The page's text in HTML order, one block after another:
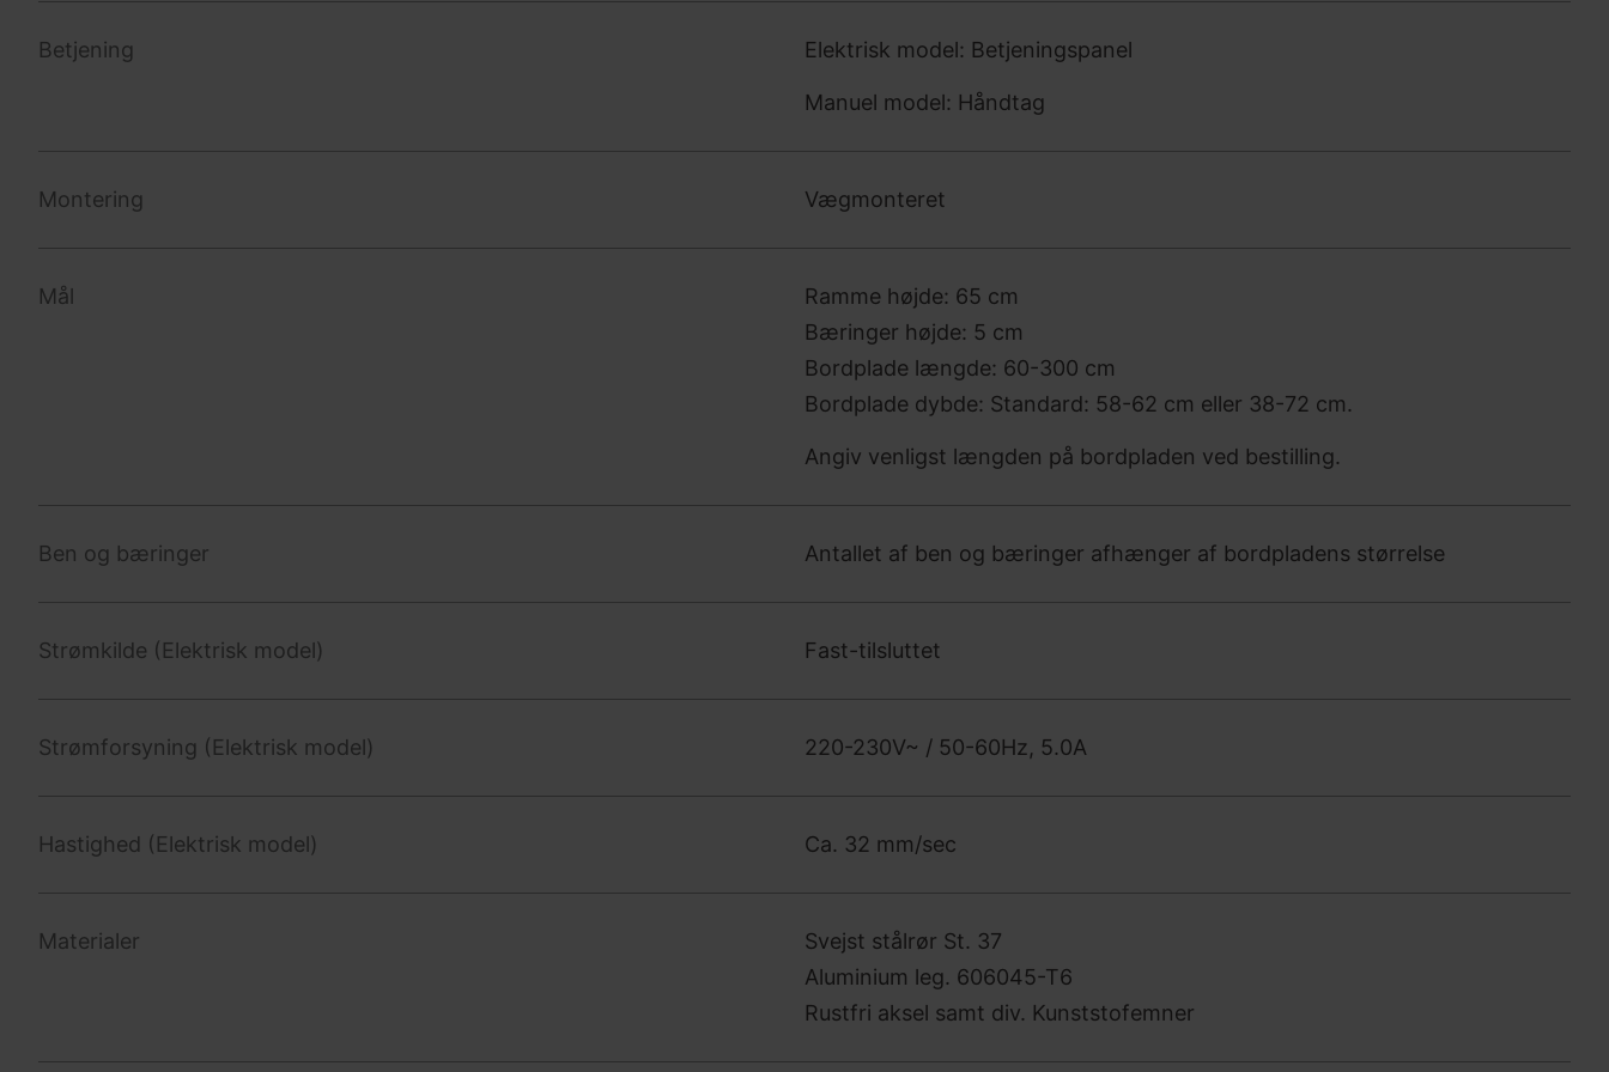
Betjening Elektrisk model: Betjeningspanel
Manuel model: Håndtag
Montering Vægmonteret
Mål
Ramme højde: 65 cm
Bæringer højde: 5 cm
Bordplade længde: 60-300 cm
Bordplade dybde: Standard: 58-62 cm eller 38-72 cm.
Angiv venligst længden på bordpladen ved bestilling.
Ben og bæringer Antallet af ben og bæringer afhænger af bordpladens størrelse
Strømkilde (Elektrisk model) Fast-tilsluttet
Strømforsyning (Elektrisk model) 220-230V~ / 50-60Hz, 5.0A
Hastighed (Elektrisk model) Ca. 32 mm/sec
Materialer
Svejst stålrør St. 37
Aluminium leg. 606045-T6
Rustfri aksel samt div. Kunststofemner